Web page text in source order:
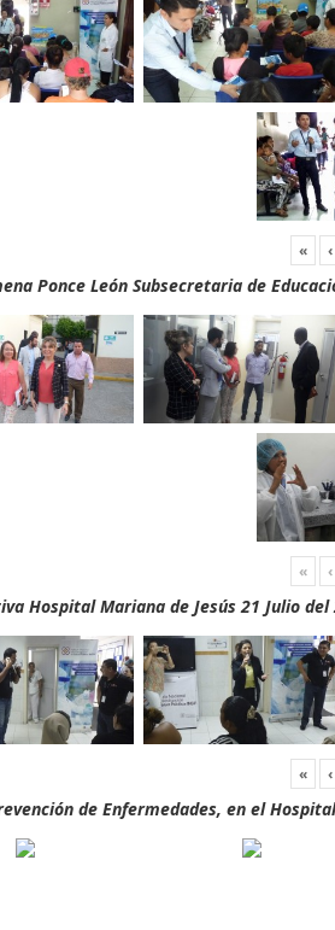
« ‹
Ponce León Subsecretaria de
« ‹
Hospital Mariana de Jesús 21 Julio del
« ‹
de Enfermedades, en el